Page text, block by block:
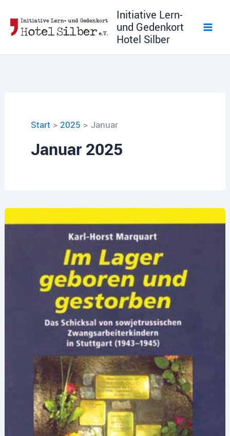
Inhalt
springen
Initiative Lern-
und Gedenkort
Hotel Silber
Start 2025 Januar
Januar 2025